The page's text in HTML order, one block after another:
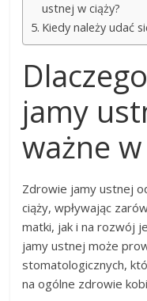
ustnej w ciąży?
Kiedy należy udać
jamy
ważne
Zdrowie jamy ustnej
ciąży, wpływając
matki, jak i na rozwój
jamy ustnej może
stomatologicznych,
na ogólne zdrowie